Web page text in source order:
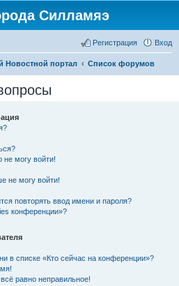
Силламяэ
Вход
Регистрация
Новостной портал Список форумов
не могу войти!
не могу войти!
повторять ввод имени и пароля?
конференции»?
в списке «Кто сейчас на конференции»?
равно неправильное!